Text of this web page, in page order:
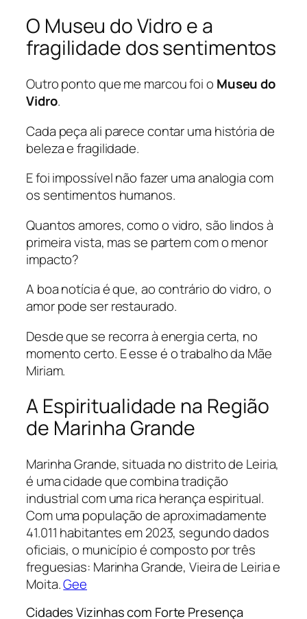
O Museu do Vidro e a
fragilidade dos sentimentos
Outro ponto que me marcou foi o Museu do
Vidro.
Cada peça ali parece contar uma história de
beleza e fragilidade.
E foi impossível não fazer uma analogia com
os sentimentos humanos.
Quantos amores, como o vidro, são lindos à
primeira vista, mas se partem com o menor
impacto?
A boa notícia é que, ao contrário do vidro, o
amor pode ser restaurado.
Desde que se recorra à energia certa, no
momento certo. E esse é o trabalho da Mãe
Miriam.
A Espiritualidade na Região
de Marinha Grande
Marinha Grande, situada no distrito de Leiria,
é uma cidade que combina tradição
industrial com uma rica herança espiritual.
Com uma população de aproximadamente
41.011 habitantes em 2023, segundo dados
oficiais, o município é composto por três
freguesias: Marinha Grande, Vieira de Leiria e
Moita.Gee
Cidades Vizinhas com Forte Presença